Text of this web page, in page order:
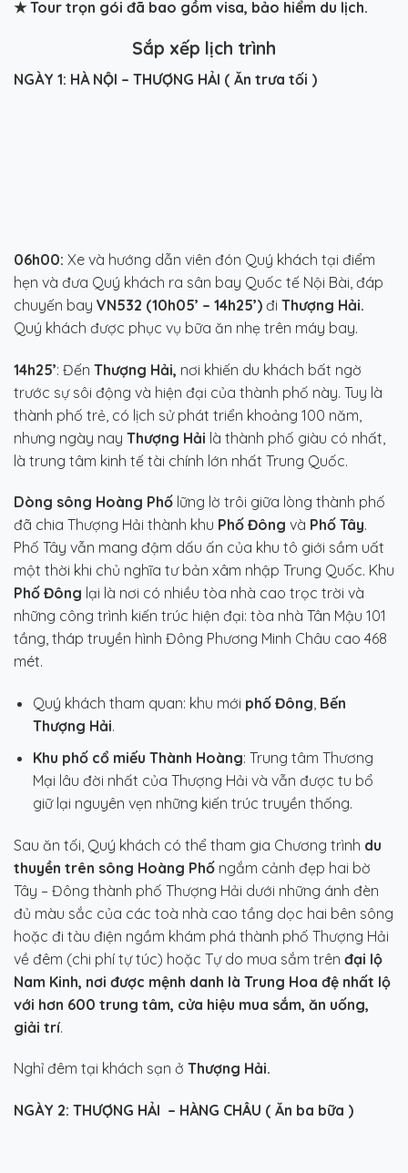
★Tour trọn gói đã bao gồm visa, bảo hiểm du lịch.
Sắp xếp lịch trình
NGÀY 1: HÀ NỘI – THƯỢNG HẢI ( Ăn trưa tối )
06h00: Xe và hướng dẫn viên đón Quý khách tại điểm
hẹn và đưa Quý khách ra sân bay Quốc tế Nội Bài, đáp
chuyến bay VN532 (10h05’ – 14h25’) đi Thượng Hải.
Quý khách được phục vụ bữa ăn nhẹ trên máy bay.
14h25’: Đến Thượng Hải, nơi khiến du khách bất ngờ
trước sự sôi động và hiện đại của thành phố này. Tuy là
thành phố trẻ, có lịch sử phát triển khoảng 100 năm,
nhưng ngày nay Thượng Hải là thành phố giàu có nhất,
là trung tâm kinh tế tài chính lớn nhất Trung Quốc.
Dòng sông Hoàng Phố lững lờ trôi giữa lòng thành phố
đã chia Thượng Hải thành khu Phố Đông và Phố Tây.
Phố Tây vẫn mang đậm dấu ấn của khu tô giới sầm uất
một thời khi chủ nghĩa tư bản xâm nhập Trung Quốc. Khu
Phố Đông lại là nơi có nhiều tòa nhà cao trọc trời và
những công trình kiến trúc hiện đại: tòa nhà Tân Mậu 101
tầng, tháp truyền hình Đông Phương Minh Châu cao 468
mét.
Quý khách tham quan: khu mới phố Đông,Bến
Thượng Hải.
Khu phố cổ miếu Thành Hoàng: Trung tâm Thương
Mại lâu đời nhất của Thượng Hải và vẫn được tu bổ
giữ lại nguyên vẹn những kiến trúc truyền thống.
Sau ăn tối, Quý khách có thể tham gia Chương trình du
thuyền trên sông Hoàng Phố ngắm cảnh đẹp hai bờ
Tây – Đông thành phố Thượng Hải dưới những ánh đèn
đủ màu sắc của các toà nhà cao tầng dọc hai bên sông
hoặc đi tàu điện ngầm khám phá thành phố Thượng Hải
về đêm (chi phí tự túc) hoặc Tự do mua sắm trên đại lộ
Nam Kinh, nơi được mệnh danh là Trung Hoa đệ nhất lộ
với hơn 600 trung tâm, cửa hiệu mua sắm, ăn uống,
giải trí.
Nghỉ đêm tại khách sạn ở Thượng Hải.
NGÀY 2: THƯỢNG HẢI – HÀNG CHÂU ( Ăn ba bữa )